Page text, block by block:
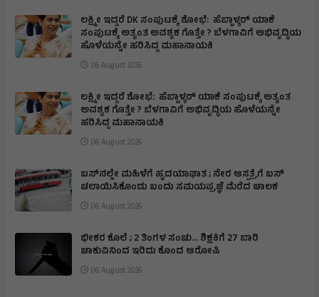
ಲಕ್ಷ್ಮೀ ಇದ್ದರೆ DK ಸಂಪುಟಕ್ಕೆ ಶೋಭೆ: ಹೆಬ್ಬಾಳ್ಕರ್ ಯಾಕೆ
ಸಂಪುಟಕ್ಕೆ ಅತ್ಯಂತ ಅವಶ್ಯಕ ಗೊತ್ತೇ ? ಬೆಳಗಾವಿಗೆ ಅಭಿವೃದ್ಧಿಯ
ಹೊಳೆಯನ್ನೇ ಹರಿಸಿದ್ದ ಮಹಾನಾಯಕಿ
06 August 2026
ಲಕ್ಷ್ಮೀ ಇದ್ದರೆ ಶೋಭೆ: ಹೆಬ್ಬಾಳ್ಕರ್ ಯಾಕೆ ಸಂಪುಟಕ್ಕೆ ಅತ್ಯಂತ
ಅವಶ್ಯಕ ಗೊತ್ತೇ ? ಬೆಳಗಾವಿಗೆ ಅಭಿವೃದ್ಧಿಯ ಹೊಳೆಯನ್ನೇ
ಹರಿಸಿದ್ದ ಮಹಾನಾಯಕಿ
06 August 2026
ಬಸ್‌ನಲ್ಲೇ ಮಹಿಳೆಗೆ ಹೃದಯಾಘಾತ ; ನೇರ ಆಸ್ಪತ್ರೆಗೆ ಬಸ್‌
ಚಲಾಯಿಸಿಕೊಂಡು ಬಂದು ಸಮಯಪ್ರಜ್ಞೆ ಮೆರೆದ ಚಾಲಕ
06 August 2026
ಭೀಕರ ಕೊಲೆ ; 2 ತಿಂಗಳ ಸಂಚು… ಶಿಕ್ಷಕಿಗೆ 27 ಬಾರಿ
ಚಾಕುವಿನಿಂದ ಇರಿದು ಕೊಂದ ಆರೋಪಿ
06 August 2026